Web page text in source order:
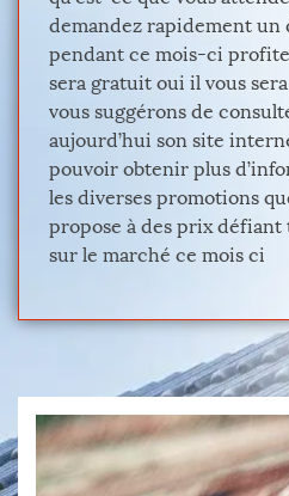
demandez rapidement un
pendant ce mois-ci
sera gratuit oui il vous
vous suggérons de
aujourd’hui son site
pouvoir obtenir plus
les diverses promotions
propose à des prix
sur le marché ce mois ci